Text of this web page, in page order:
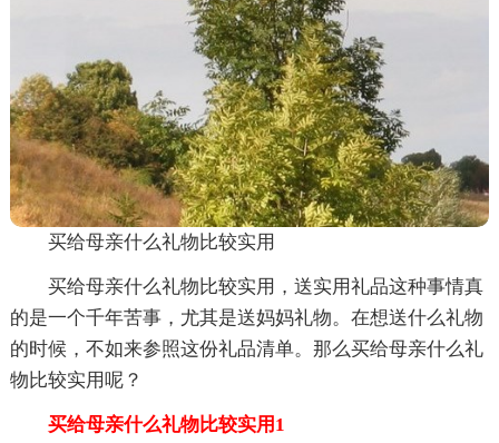
买给母亲什么礼物比较实用
买给母亲什么礼物比较实用，送实用礼品这种事情真
的是一个千年苦事，尤其是送妈妈礼物。在想送什么礼物
的时候，不如来参照这份礼品清单。那么买给母亲什么礼
物比较实用呢？
买给母亲什么礼物比较实用1